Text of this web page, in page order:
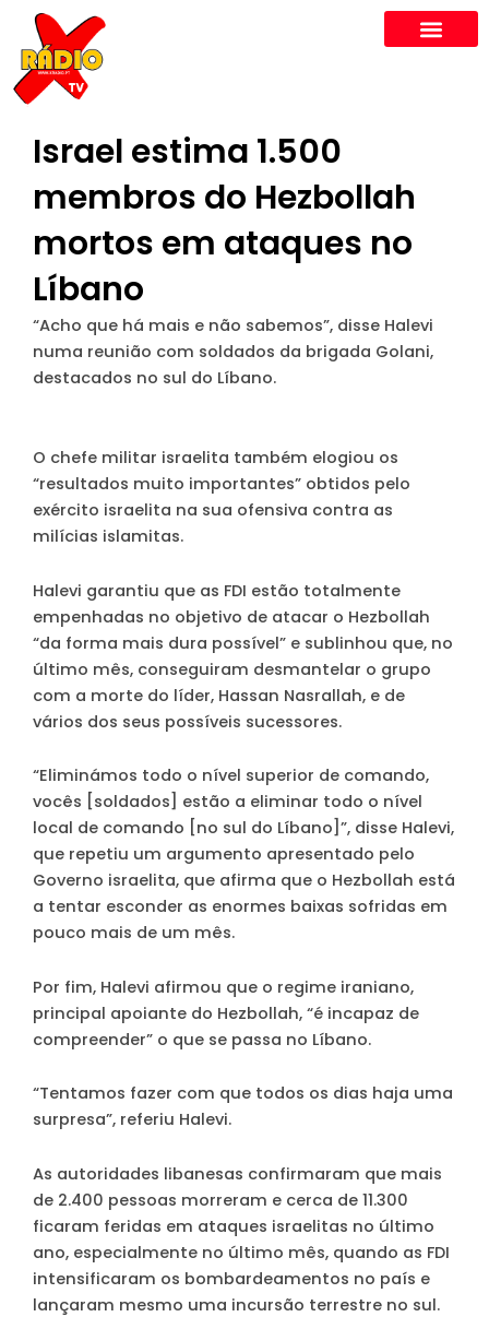
content
Israel estima 1.500
membros do Hezbollah
mortos em ataques no
Líbano
“Acho que há mais e não sabemos”, disse Halevi
numa reunião com soldados da brigada Golani,
destacados no sul do Líbano.
O chefe militar israelita também elogiou os
“resultados muito importantes” obtidos pelo
exército israelita na sua ofensiva contra as
milícias islamitas.
Halevi garantiu que as FDI estão totalmente
empenhadas no objetivo de atacar o Hezbollah
“da forma mais dura possível” e sublinhou que, no
último mês, conseguiram desmantelar o grupo
com a morte do líder, Hassan Nasrallah, e de
vários dos seus possíveis sucessores.
“Eliminámos todo o nível superior de comando,
vocês [soldados] estão a eliminar todo o nível
local de comando [no sul do Líbano]”, disse Halevi,
que repetiu um argumento apresentado pelo
Governo israelita, que afirma que o Hezbollah está
a tentar esconder as enormes baixas sofridas em
pouco mais de um mês.
Por fim, Halevi afirmou que o regime iraniano,
principal apoiante do Hezbollah, “é incapaz de
compreender” o que se passa no Líbano.
“Tentamos fazer com que todos os dias haja uma
surpresa”, referiu Halevi.
As autoridades libanesas confirmaram que mais
de 2.400 pessoas morreram e cerca de 11.300
ficaram feridas em ataques israelitas no último
ano, especialmente no último mês, quando as FDI
intensificaram os bombardeamentos no país e
lançaram mesmo uma incursão terrestre no sul.